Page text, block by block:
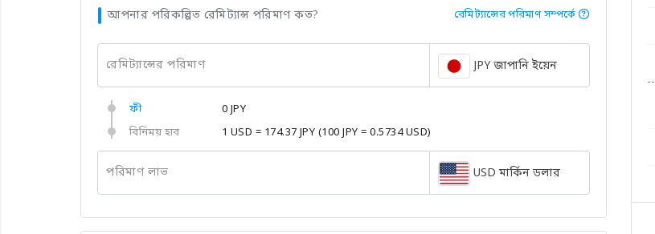
আপনার পরিকল্পিত রেমিট্যান্স পরিমাণ কত? রেমিট্যান্সের পরিমাণ সম্পর্কে
রেমিট্যান্সের পরিমাণ JPY জাপানি ইয়েন
ফী
0 JPY
বিনিময় হার
1 USD = 174.37 JPY (100 JPY = 0.5734 USD)
পরিমাণ লাভ USD মার্কিন ডলার